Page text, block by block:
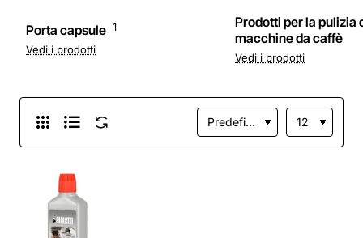
Porta capsule 1
Vedi i prodotti
Prodotti per la pulizia
macchine da caffè
Vedi i prodotti